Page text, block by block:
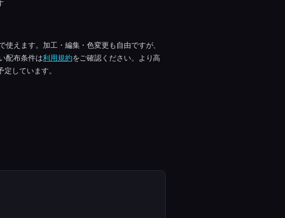
えます。加工・編集・色変更も自由ですが、
配布条件は利用規約をご確認ください。より高
しています。